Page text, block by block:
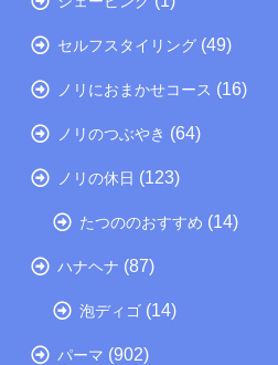
セルフスタイリング (49)
ノリにおまかせコース (16)
ノリのつぶやき (64)
ノリの休日 (123)
たつののおすすめ (14)
ハナヘナ (87)
泡ディゴ (14)
パーマ (902)